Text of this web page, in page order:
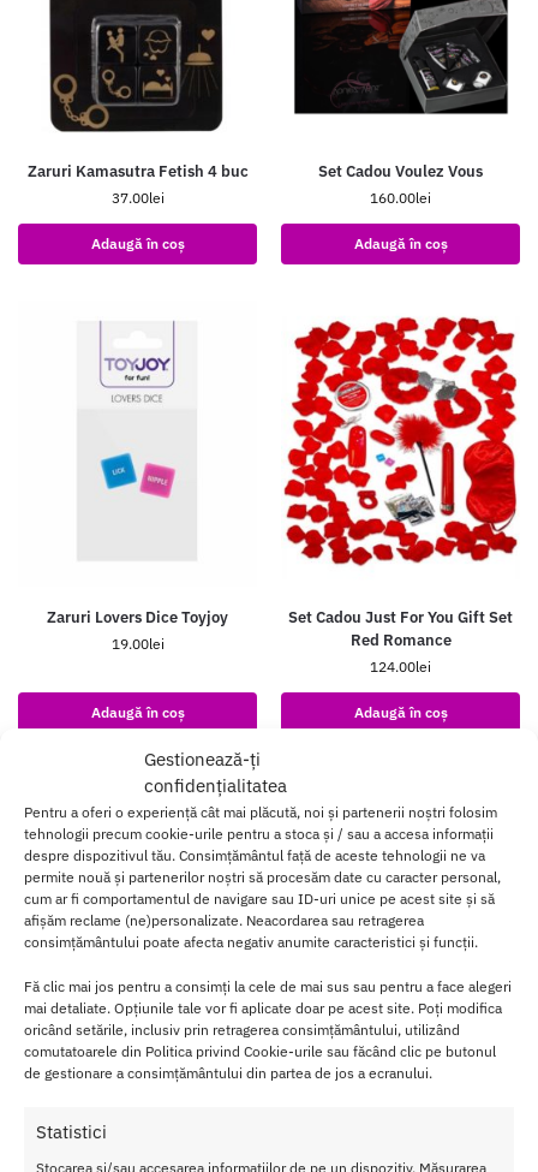
Gestionează-ți
confidențialitatea
Pentru a oferi o experiență cât mai plăcută, noi și partenerii noștri folosim
tehnologii precum cookie-urile pentru a stoca și / sau a accesa informații
despre dispozitivul tău. Consimțământul față de aceste tehnologii ne va
permite nouă și partenerilor noștri să procesăm date cu caracter personal,
cum ar fi comportamentul de navigare sau ID-uri unice pe acest site și să
afișăm reclame (ne)personalizate. Neacordarea sau retragerea
consimțământului poate afecta negativ anumite caracteristici și funcții.
Fă clic mai jos pentru a consimți la cele de mai sus sau pentru a face alegeri
mai detaliate. Opțiunile tale vor fi aplicate doar pe acest site. Poți modifica
oricând setările, inclusiv prin retragerea consimțământului, utilizând
comutatoarele din Politica privind Cookie-urile sau făcând clic pe butonul
de gestionare a consimțământului din partea de jos a ecranului.
Statistici
Stocarea și/sau accesarea informațiilor de pe un dispozitiv, Măsurarea
Zaruri Kamasutra Fetish 4 buc
37.00lei
Adaugă în coș
Set Cadou Voulez Vous
160.00lei
Adaugă în coș
Zaruri Lovers Dice Toyjoy
19.00lei
Adaugă în coș
Set Cadou Just For You Gift Set
Red Romance
124.00lei
Adaugă în coș
Joc de Zaruri Fifty Shades of
Set Cadou HighOnLove Objects